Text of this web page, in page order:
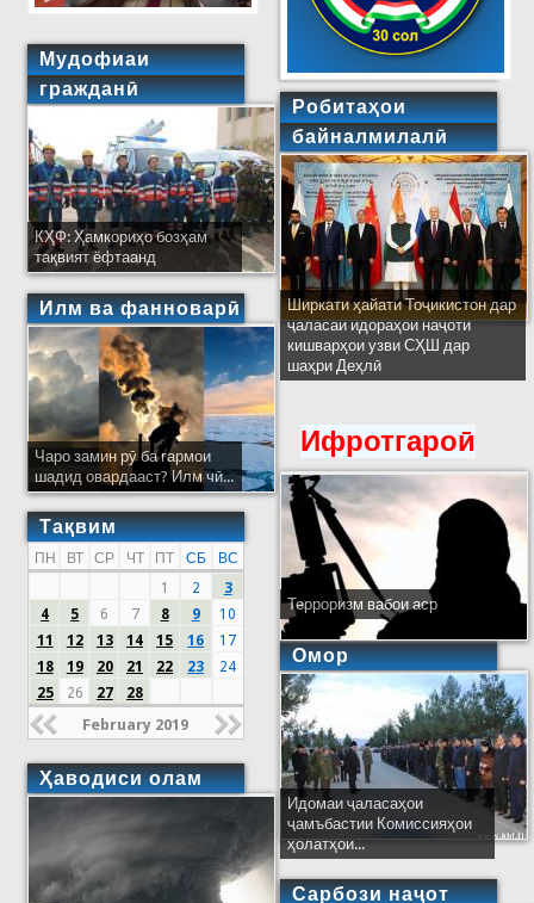
Мудофиаи
гражданӣ
КҲФ: Ҳамкориҳо бозҳам
тақвият ёфтаанд
Илм ва фанноварӣ
Чаро замин рӯ ба гармои
шадид овардааст? Илм чӣ...
Тақвим
ПН ВТ СР ЧТ ПТ СБ
ВС
1
2
3
4
5 6 7 8 9
10
11
12 13 14 15 16
17
18
19 20 21 22 23
24
25
26 27 28
February 2019
Ҳаводиси олам
Робитаҳои
байналмилалӣ
Ширкати ҳайати Тоҷикистон дар
ҷаласаи идораҳои наҷоти
кишварҳои узви СҲШ дар
шаҳри Деҳлӣ
Ифротгароӣ
Терроризм вабои аср
Омор
Идомаи ҷаласаҳои
ҷамъбастии Комиссияҳои
ҳолатҳои...
Сарбози наҷот